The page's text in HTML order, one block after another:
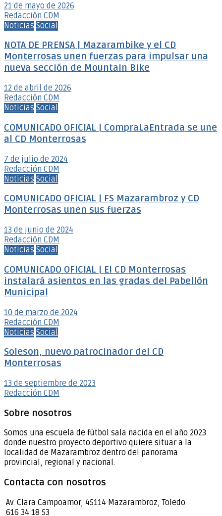
21 de mayo de 2026
Redacción CDM
Noticias Social
NOTA DE PRENSA | Mazarambike y el CD
Monterrosas unen fuerzas para impulsar una
nueva sección de Mountain Bike
12 de abril de 2026
Redacción CDM
Noticias Social
COMUNICADO OFICIAL | CompraLaEntrada se une
al CD Monterrosas
7 de julio de 2024
Redacción CDM
Noticias Social
COMUNICADO OFICIAL | FS Mazarambroz y CD
Monterrosas unen sus fuerzas
13 de junio de 2024
Redacción CDM
Noticias Social
COMUNICADO OFICIAL | El CD Monterrosas
instalará asientos en las gradas del Pabellón
Municipal
10 de marzo de 2024
Redacción CDM
Noticias Social
Soleson, nuevo patrocinador del CD
Monterrosas
13 de septiembre de 2023
Redacción CDM
Sobre nosotros
Somos una escuela de fútbol sala nacida en el año 2023
donde nuestro proyecto deportivo quiere situar a la
localidad de Mazarambroz dentro del panorama
provincial, regional y nacional.
Contacta con nosotros
Av. Clara Campoamor, 45114 Mazarambroz, Toledo
616 34 18 53